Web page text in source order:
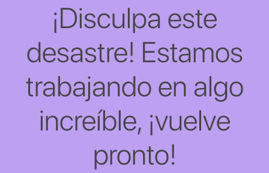
¡Disculpa este
desastre! Estamos
trabajando en algo
increíble, ¡vuelve
pronto!